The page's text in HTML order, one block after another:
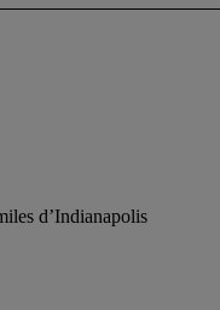
d’Indianapolis